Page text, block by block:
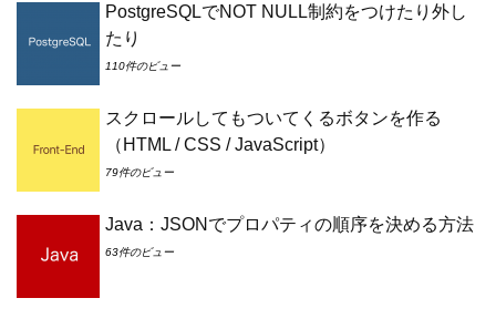
PostgreSQLでNOT NULL制約をつけたり外し
たり
110件のビュー
スクロールしてもついてくるボタンを作る
（HTML / CSS / JavaScript）
79件のビュー
Java：JSONでプロパティの順序を決める方法
63件のビュー